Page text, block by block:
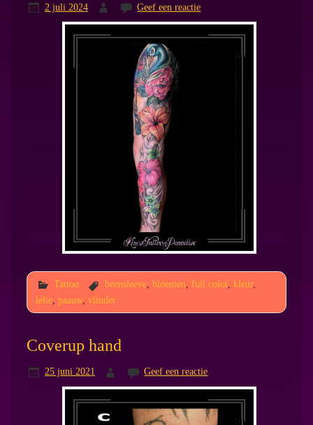
2 juli 2024 Geef een reactie
Tattoo beensleeve, bloemen full color, kleur,
lelie, paauw, vlinder
Coverup hand
25 juni 2021 Geef een reactie